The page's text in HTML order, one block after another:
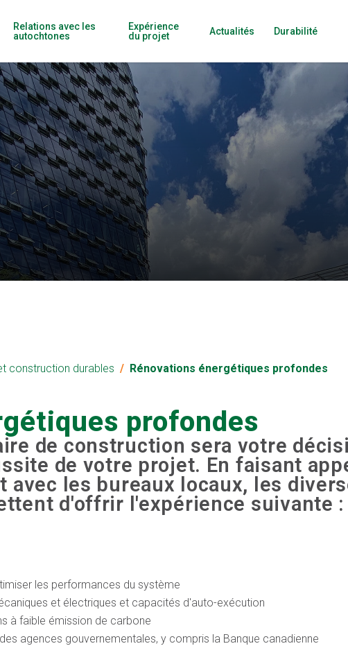
Relations avec les
autochtones
Expérience
du projet
Actualités Durabilité
construction durables Rénovations énergétiques profondes
profondes
de construction sera votre
de votre projet. En faisant
avec les bureaux locaux, les
d'offrir l'expérience suivante :
les performances du système
et électriques et capacités d'auto-exécution
à faible émission de carbone
agences gouvernementales, y compris la Banque canadienne